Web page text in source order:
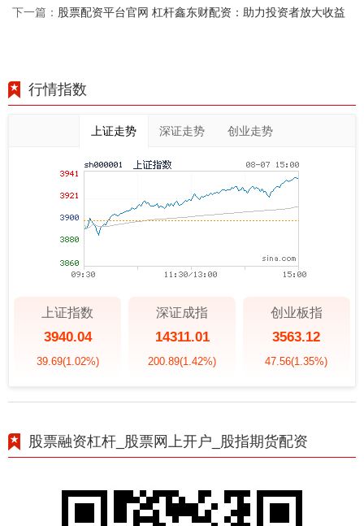
下一篇： 股票配资平台官网 杠杆鑫东财配资：助力投资者放大收益
行情指数
上证走势 深证走势 创业走势
上证指数
3940.04
39.69(1.02%)
深证成指
14311.01
200.89(1.42%)
创业板指
3563.12
47.56(1.35%)
股票融资杠杆_股票网上开户_股指期货配资